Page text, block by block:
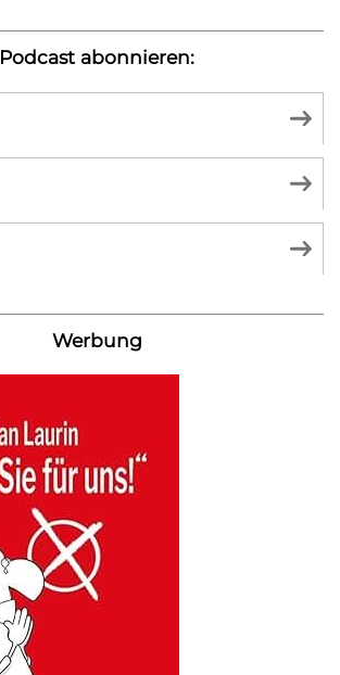
Podcast abonnieren:
Werbung